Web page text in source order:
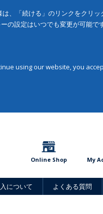
、「続ける」のリンクをクリ
の設定はいつでも変更が可能です
using our website, you
Online Shop My
について よくある質問